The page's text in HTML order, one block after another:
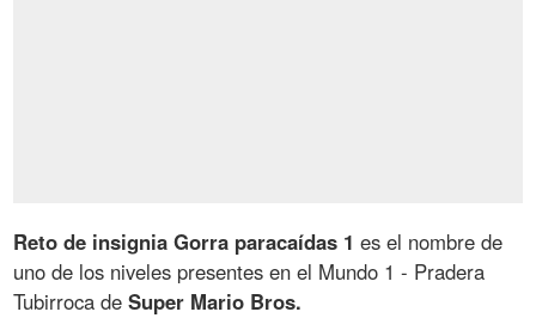
Reto de insignia Gorra paracaídas 1 es el nombre de
uno de los niveles presentes en el Mundo 1 - Pradera
Tubirroca deSuper Mario Bros.